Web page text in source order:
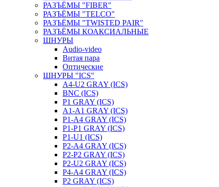
РАЗЪЁМЫ "FIBER"
РАЗЪЁМЫ "TELCO"
РАЗЪЁМЫ "TWISTED PAIR"
РАЗЪЁМЫ КОАКСИАЛЬНЫЕ
ШНУРЫ
Audio-video
Витая пара
Оптические
ШНУРЫ "ICS"
A4-U2 GRAY (ICS)
BNC (ICS)
P1 GRAY (ICS)
A1-A1 GRAY (ICS)
P1-A4 GRAY (ICS)
P1-P1 GRAY (ICS)
P1-U1 (ICS)
P2-A4 GRAY (ICS)
P2-P2 GRAY (ICS)
P2-U2 GRAY (ICS)
P4-A4 GRAY (ICS)
P2 GRAY (ICS)